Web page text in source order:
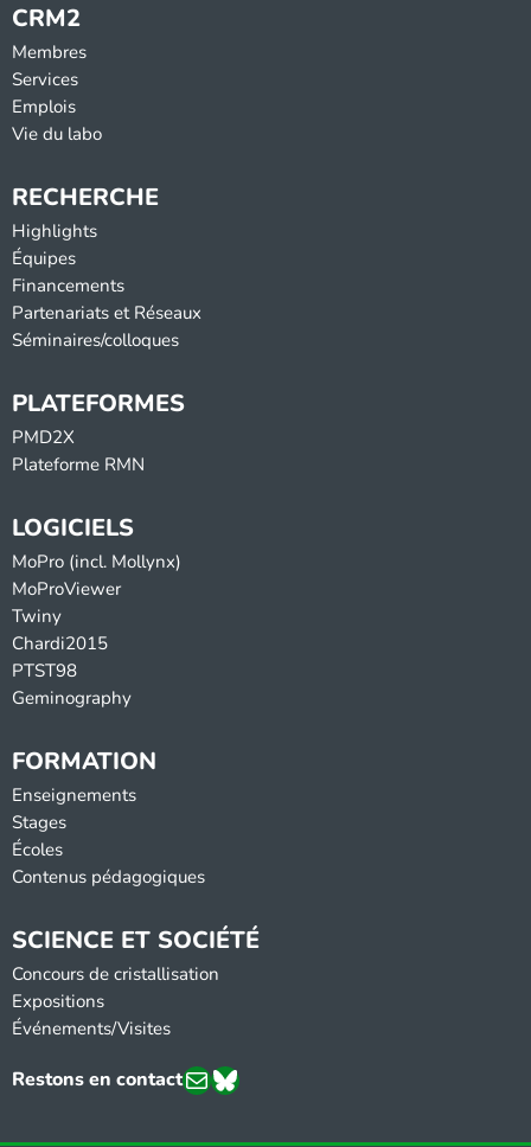
CRM2
Membres
Services
Emplois
Vie du labo
RECHERCHE
Highlights
Équipes
Financements
Partenariats et Réseaux
Séminaires/colloques
PLATEFORMES
PMD2X
Plateforme RMN
LOGICIELS
MoPro (incl. Mollynx)
MoProViewer
Twiny
Chardi2015
PTST98
Geminography
FORMATION
Enseignements
Stages
Écoles
Contenus pédagogiques
SCIENCE ET SOCIÉTÉ
Concours de cristallisation
Expositions
Événements/Visites
Restons en contactE-mailBluesky